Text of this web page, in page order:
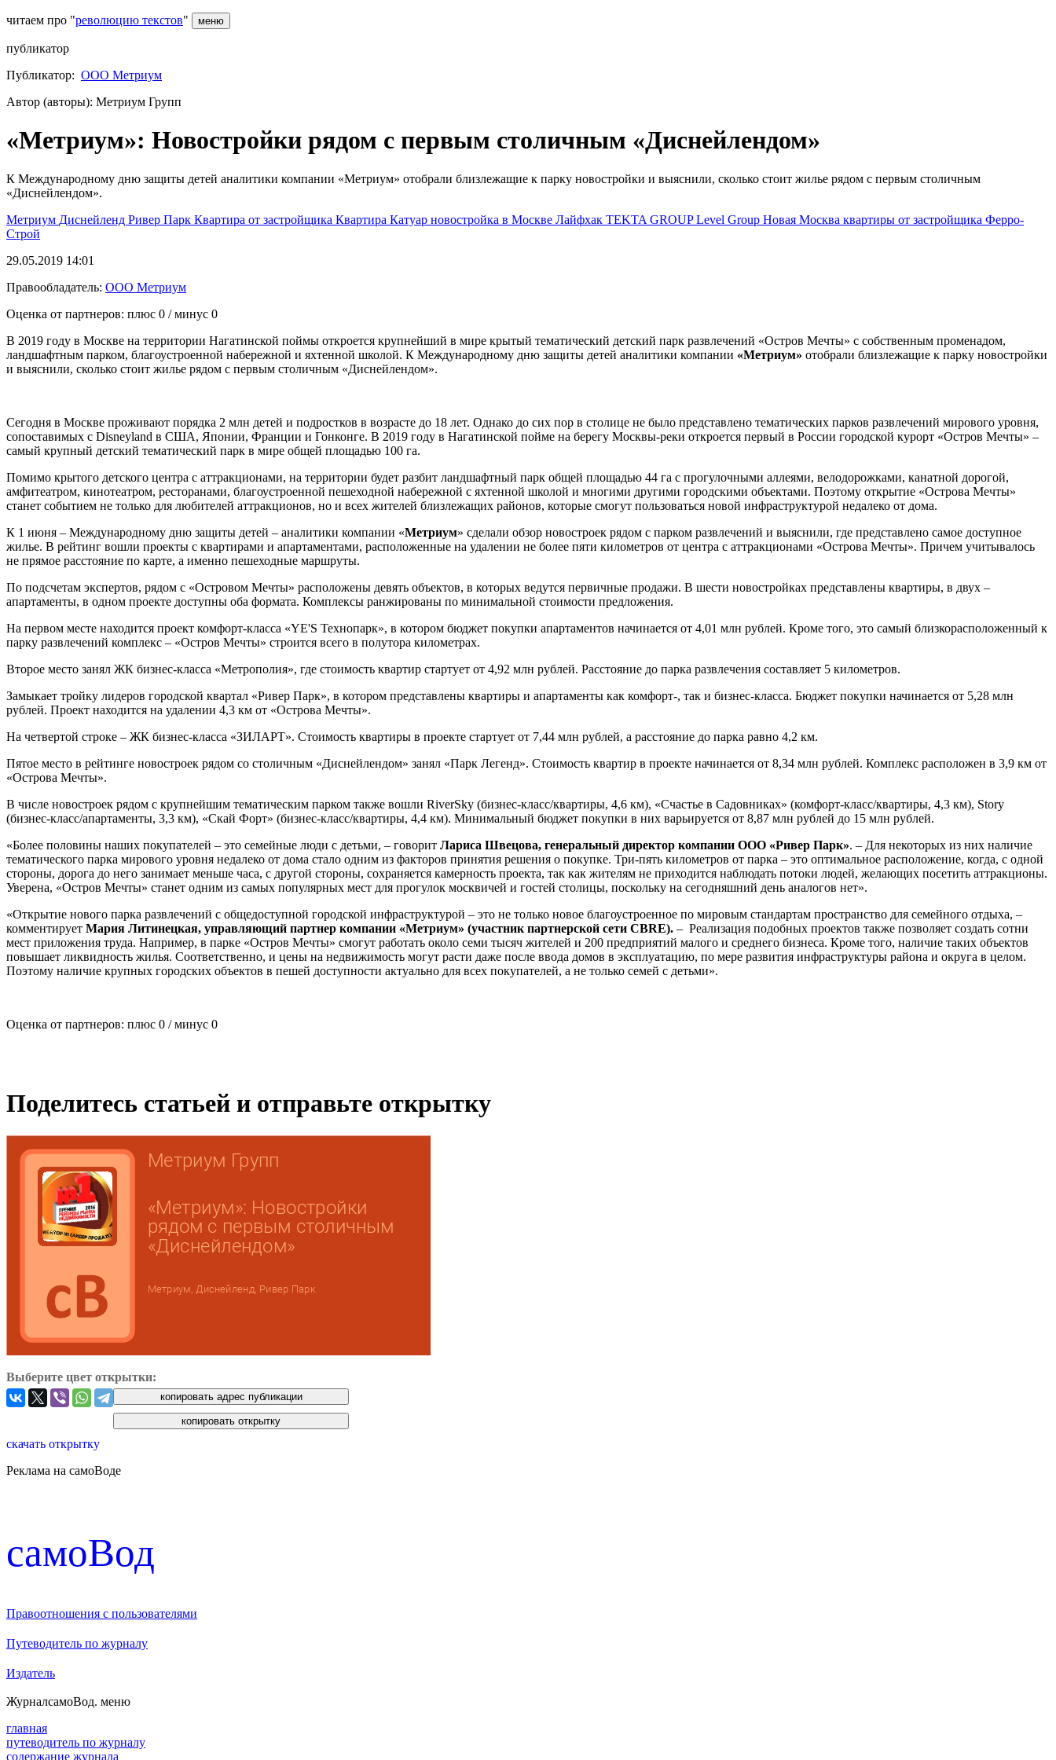
читаем про "революцию текстов" меню
публикатор
Публикатор: ООО Метриум
Автор (авторы): Метриум Групп
«Метриум»: Новостройки рядом с первым столичным «Диснейлендом»
К Международному дню защиты детей аналитики компании «Метриум» отобрали близлежащие к парку новостройки и выяснили, сколько стоит жилье рядом с первым столичным
«Диснейлендом».
Метриум Диснейленд Ривер Парк Квартира от застройщика Квартира Катуар новостройка в Москве Лайфхак TEKTA GROUPLevel Group Новая Москва квартиры от застройщика Ферро-
Строй
29.05.2019 14:01
Правообладатель: ООО Метриум
Оценка от партнеров: плюс 0 / минус 0
В 2019 году в Москве на территории Нагатинской поймы откроется крупнейший в мире крытый тематический детский парк развлечений «Остров Мечты» с собственным променадом,
ландшафтным парком, благоустроенной набережной и яхтенной школой. К Международному дню защиты детей аналитики компании «Метриум» отобрали близлежащие к парку новостройки
и выяснили, сколько стоит жилье рядом с первым столичным «Диснейлендом».
Сегодня в Москве проживают порядка 2 млн детей и подростков в возрасте до 18 лет. Однако до сих пор в столице не было представлено тематических парков развлечений мирового уровня,
сопоставимых с Disneyland в США, Японии, Франции и Гонконге. В 2019 году в Нагатинской пойме на берегу Москвы-реки откроется первый в России городской курорт «Остров Мечты» –
самый крупный детский тематический парк в мире общей площадью 100 га.
Помимо крытого детского центра с аттракционами, на территории будет разбит ландшафтный парк общей площадью 44 га с прогулочными аллеями, велодорожками, канатной дорогой,
амфитеатром, кинотеатром, ресторанами, благоустроенной пешеходной набережной с яхтенной школой и многими другими городскими объектами. Поэтому открытие «Острова Мечты»
станет событием не только для любителей аттракционов, но и всех жителей близлежащих районов, которые смогут пользоваться новой инфраструктурой недалеко от дома.
К 1 июня – Международному дню защиты детей – аналитики компании «Метриум» сделали обзор новостроек рядом с парком развлечений и выяснили, где представлено самое доступное
жилье. В рейтинг вошли проекты с квартирами и апартаментами, расположенные на удалении не более пяти километров от центра с аттракционами «Острова Мечты». Причем учитывалось
не прямое расстояние по карте, а именно пешеходные маршруты.
По подсчетам экспертов, рядом с «Островом Мечты» расположены девять объектов, в которых ведутся первичные продажи. В шести новостройках представлены квартиры, в двух –
апартаменты, в одном проекте доступны оба формата. Комплексы ранжированы по минимальной стоимости предложения.
На первом месте находится проект комфорт-класса «YE'S Технопарк», в котором бюджет покупки апартаментов начинается от 4,01 млн рублей. Кроме того, это самый близкорасположенный к
парку развлечений комплекс – «Остров Мечты» строится всего в полутора километрах.
Второе место занял ЖК бизнес-класса «Метрополия», где стоимость квартир стартует от 4,92 млн рублей. Расстояние до парка развлечения составляет 5 километров.
Замыкает тройку лидеров городской квартал «Ривер Парк», в котором представлены квартиры и апартаменты как комфорт-, так и бизнес-класса. Бюджет покупки начинается от 5,28 млн
рублей. Проект находится на удалении 4,3 км от «Острова Мечты».
На четвертой строке – ЖК бизнес-класса «ЗИЛАРТ». Стоимость квартиры в проекте стартует от 7,44 млн рублей, а расстояние до парка равно 4,2 км.
Пятое место в рейтинге новостроек рядом со столичным «Диснейлендом» занял «Парк Легенд». Стоимость квартир в проекте начинается от 8,34 млн рублей. Комплекс расположен в 3,9 км от
«Острова Мечты».
В числе новостроек рядом с крупнейшим тематическим парком также вошли RiverSky (бизнес-класс/квартиры, 4,6 км), «Счастье в Садовниках» (комфорт-класс/квартиры, 4,3 км), Story
(бизнес-класс/апартаменты, 3,3 км), «Скай Форт» (бизнес-класс/квартиры, 4,4 км). Минимальный бюджет покупки в них варьируется от 8,87 млн рублей до 15 млн рублей.
«Более половины наших покупателей – это семейные люди с детьми, – говорит Лариса Швецова, генеральный директор компании ООО «Ривер Парк». – Для некоторых из них наличие
тематического парка мирового уровня недалеко от дома стало одним из факторов принятия решения о покупке. Три-пять километров от парка – это оптимальное расположение, когда, с одной
стороны, дорога до него занимает меньше часа, с другой стороны, сохраняется камерность проекта, так как жителям не приходится наблюдать потоки людей, желающих посетить аттракционы.
Уверена, «Остров Мечты» станет одним из самых популярных мест для прогулок москвичей и гостей столицы, поскольку на сегодняшний день аналогов нет».
«Открытие нового парка развлечений с общедоступной городской инфраструктурой – это не только новое благоустроенное по мировым стандартам пространство для семейного отдыха, –
комментирует Мария Литинецкая, управляющий партнер компании «Метриум» (участник партнерской сети CBRE). – Реализация подобных проектов также позволяет создать сотни
мест приложения труда. Например, в парке «Остров Мечты» смогут работать около семи тысяч жителей и 200 предприятий малого и среднего бизнеса. Кроме того, наличие таких объектов
повышает ликвидность жилья. Соответственно, и цены на недвижимость могут расти даже после ввода домов в эксплуатацию, по мере развития инфраструктуры района и округа в целом.
Поэтому наличие крупных городских объектов в пешей доступности актуально для всех покупателей, а не только семей с детьми».
Оценка от партнеров: плюс 0 / минус 0
Поделитесь статьей и отправьте открытку
Выберите цвет открытки:
скачать открытку
Реклама на самоВоде
cамоВод
Правоотношения с пользователями
Путеводитель по журналу
Издатель
ЖурналсамоВод. меню
главная
путеводитель по журналу
содержание журнала